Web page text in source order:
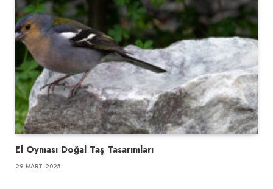
El Oyması Doğal Taş Tasarımları
29 MART 2025